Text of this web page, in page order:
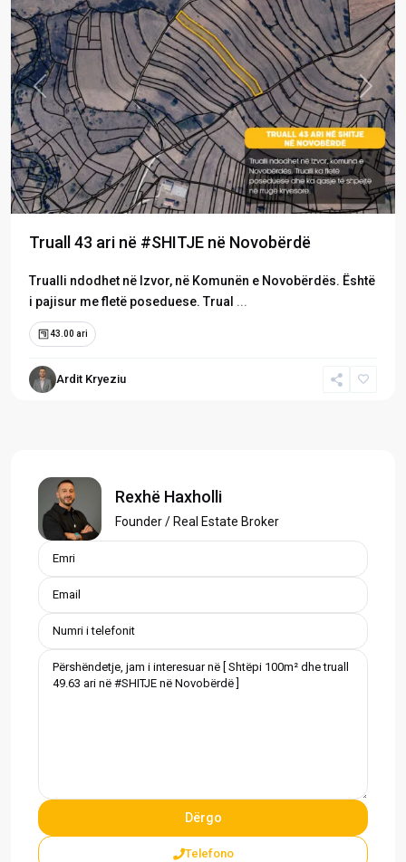
Previous Next
Truall 43 ari në #SHITJE në Novobërdë
Trualli ndodhet në Izvor, në Komunën e Novobërdës. Është
i pajisur me fletë poseduese. Trual ...
43.00 ari
Ardit Kryeziu
Rexhë Haxholli
Founder / Real Estate Broker
Telefono